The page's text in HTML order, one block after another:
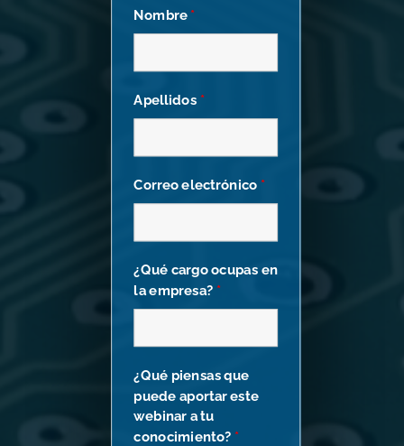
Nombre *
Apellidos *
Correo electrónico *
¿Qué cargo ocupas en
la empresa? *
¿Qué piensas que
puede aportar este
webinar a tu
conocimiento? *